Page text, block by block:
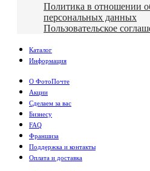
Политика в отношении
персональных данных
Пользовательское
Каталог
Информация
О ФотоПочте
Акции
Сделаем за вас
Бизнесу
FAQ
Франшиза
Поддержка и контакты
Оплата и доставка